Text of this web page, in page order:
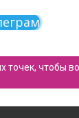
точек, чтобы